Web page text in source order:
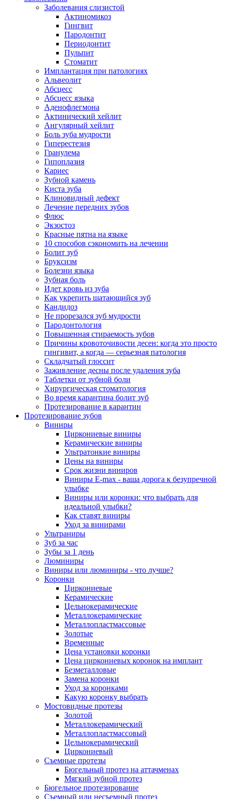
Заболевания слизистой
Актиномикоз
Гингвит
Пародонтит
Периодонтит
Пульпит
Стоматит
Имплантация при патологиях
Альвеолит
Абсцесс
Абсцесс языка
Аденофлегмона
Актинический хейлит
Ангулярный хейлит
Боль зуба мудрости
Гиперестезия
Гранулема
Гипоплазия
Кариес
Зубной камень
Киста зуба
Клиновидный дефект
Лечение передних зубов
Флюс
Экзостоз
Красные пятна на языке
10 способов сэкономить на лечении
Болит зуб
Бруксизм
Болезни языка
Зубная боль
Идет кровь из зуба
Как укрепить шатающийся зуб
Кандидоз
Не прорезался зуб мудрости
Пародонтология
Повышенная стираемость зубов
Причины кровоточивости десен: когда это просто
гингивит, а когда — серьезная патология
Складчатый глоссит
Заживление десны после удаления зуба
Таблетки от зубной боли
Хирургическая стоматология
Во время карантина болит зуб
Протезирование в карантин
Протезирование зубов
Виниры
Циркониевые виниры
Керамические виниры
Ультратонкие виниры
Цены на виниры
Срок жизни виниров
Виниры E-max - ваша дорога к безупречной
улыбке
Виниры или коронки: что выбрать для
идеальной улыбки?
Как ставят виниры
Уход за винирами
Ультраниры
Зуб за час
Зубы за 1 день
Люминиры
Виниры или люминиры - что лучше?
Коронки
Циркониевые
Керамические
Цельнокерамические
Металлокерамические
Металлопластмассовые
Золотые
Временные
Цена установки коронки
Цена циркониевых коронок на имплант
Безметалловые
Замена коронки
Уход за коронками
Какую коронку выбрать
Мостовидные протезы
Золотой
Металлокерамический
Металлопластмассовый
Цельнокерамический
Циркониевый
Съемные протезы
Бюгельный протез на аттачменах
Мягкий зубной протез
Бюгельное протезирование
Съемный или несъемный протез